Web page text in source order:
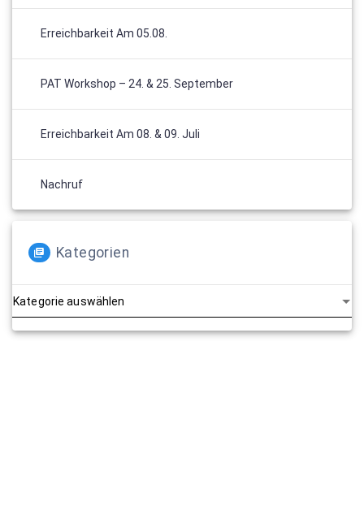
Erreichbarkeit Am 05.08.
PAT Workshop – 24. & 25. September
Erreichbarkeit Am 08. & 09. Juli
Nachruf
Kategorien